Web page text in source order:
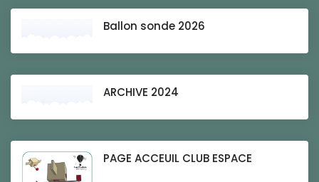
Ballon sonde 2026
ARCHIVE 2024
PAGE ACCEUIL CLUB ESPACE